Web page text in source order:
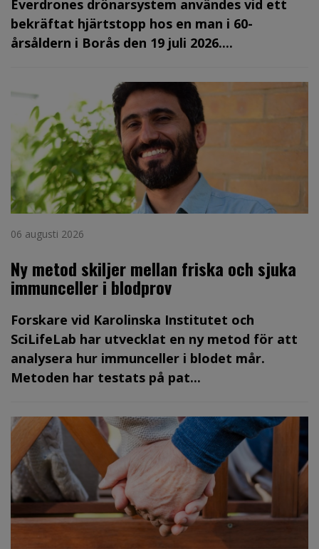
Everdrones drönarsystem användes vid ett
bekräftat hjärtstopp hos en man i 60-
årsåldern i Borås den 19 juli 2026....
06 augusti 2026
Ny metod skiljer mellan friska och sjuka
immunceller i blodprov
Forskare vid Karolinska Institutet och
SciLifeLab har utvecklat en ny metod för att
analysera hur immunceller i blodet mår.
Metoden har testats på pat...